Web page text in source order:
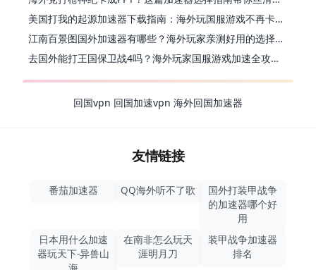
美国打我的起源加速器下载指南：海外玩国服游戏不再卡的终极方案
江南百景图国外加速器有哪些？海外玩家亲测好用的选择与避坑指南
去国外能打王国保卫战4吗？海外玩家国服游戏加速全攻略（附公主连结幻想江湖实测）
回国vpn 回国加速vpn 海外回国加速器
友情链接
番茄加速器 QQ海外听不了歌
国外打装甲战争
的加速器哪个好
用
日本用什么加速
器玩天下-异兽山
海
在南非怎么玩天
涯明月刀
装甲战争加速器
排名